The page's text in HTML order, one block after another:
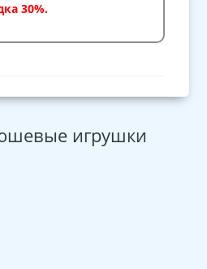
30%.
игрушки